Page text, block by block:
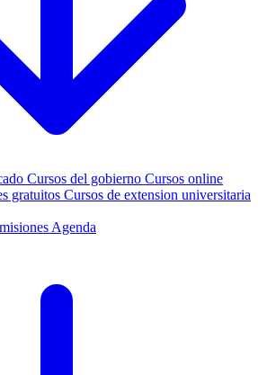
Cursos del gobierno Cursos online
gratuitos Cursos de extension universitaria
Agenda